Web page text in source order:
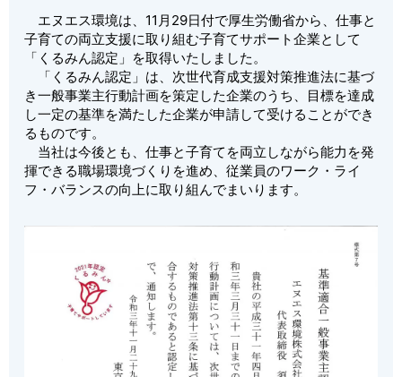
エヌエス環境は、11月29日付で厚生労働省から、仕事と
子育ての両立支援に取り組む子育てサポート企業として
「くるみん認定」を取得いたしました。
「くるみん認定」は、次世代育成支援対策推進法に基づ
き一般事業主行動計画を策定した企業のうち、目標を達成
し一定の基準を満たした企業が申請して受けることができ
るものです。
当社は今後とも、仕事と子育てを両立しながら能力を発
揮できる職場環境づくりを進め、従業員のワーク・ライ
フ・バランスの向上に取り組んでまいります。